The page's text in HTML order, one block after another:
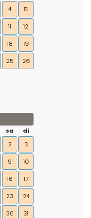
4 5
11 12
18 19
25 26
sa
di
2 3
9 10
16 17
23 24
30 31